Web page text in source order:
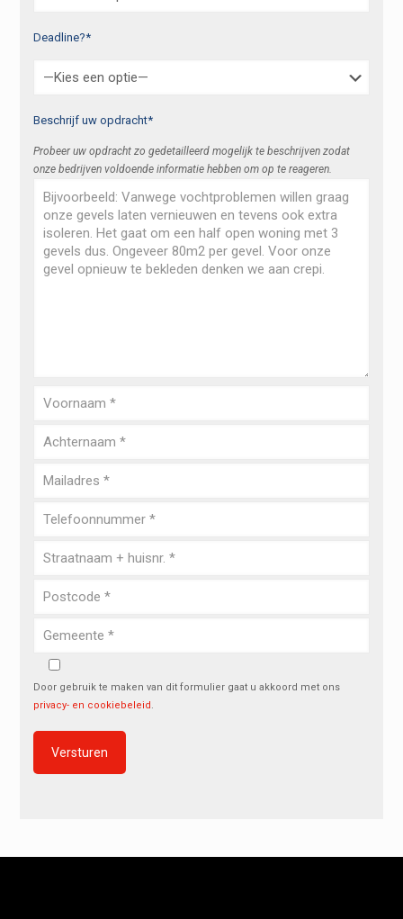
Deadline?*
Beschrijf uw opdracht*
Probeer uw opdracht zo gedetailleerd mogelijk te beschrijven zodat
onze bedrijven voldoende informatie hebben om op te reageren.
Door gebruik te maken van dit formulier gaat u akkoord met ons
privacy- en cookiebeleid.